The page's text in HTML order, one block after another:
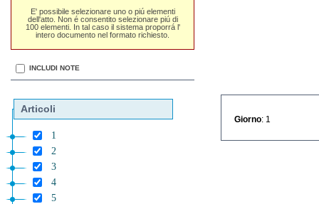
E' possibile selezionare uno o piú elementi
dell'atto. Non é consentito selezionare piú di
100 elementi. In tal caso il sistema proporrá l'
intero documento nel formato richiesto.
INCLUDI NOTE
Articoli
1
2
3
4
5
Giorno : 1